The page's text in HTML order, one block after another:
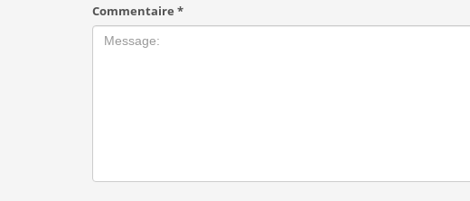
Commentaire *